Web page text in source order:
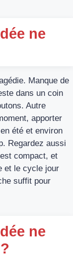
ne
Manque de
dans un coin
Autre
apporter
été et environ
Regardez aussi
compact, et
et le cycle jour
suffit pour
ne